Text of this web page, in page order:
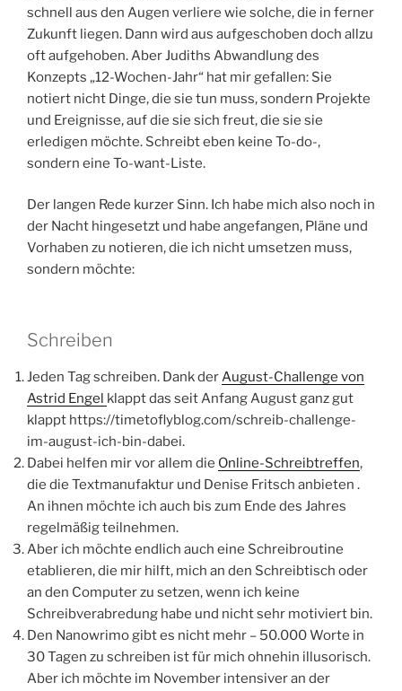
Konzepts „12-Wochen-Jahr“ hat mir gefallen: Sie
notiert nicht Dinge, die sie tun muss, sondern Projekte
und Ereignisse, auf die sie sich freut, die sie sie
erledigen möchte. Schreibt eben keine To-do-,
sondern eine To-want-Liste.
Der langen Rede kurzer Sinn. Ich habe mich also noch in
der Nacht hingesetzt und habe angefangen, Pläne und
sondern möchte:
Schreiben
Astrid Engelklappt das seit Anfang August ganz gut
im-august-ich-bin-dabei.
Dabei helfen mir vor allem dieOnline-Schreibtreffen
die die Textmanufaktur und Denise Fritsch anbieten .
An ihnen möchte ich auch bis zum Ende des Jahres
regelmäßig teilnehmen.
Aber ich möchte endlich auch eine Schreibroutine
etablieren, die mir hilft, mich an den Schreibtisch oder
an den Computer zu setzen, wenn ich keine
Schreibverabredung habe und nicht sehr motiviert bin.
Den Nanowrimo gibt es nicht mehr – 50.000 Worte in
30 Tagen zu schreiben ist für mich ohnehin illusorisch.
Aber ich möchte im November intensiver an der
Geschichte arbeiten, die ich vor Jahren begonnen habe:
Sie soll nicht unvollendet bleiben.
Außerdem möchte ich bis zum Jahresende mehr